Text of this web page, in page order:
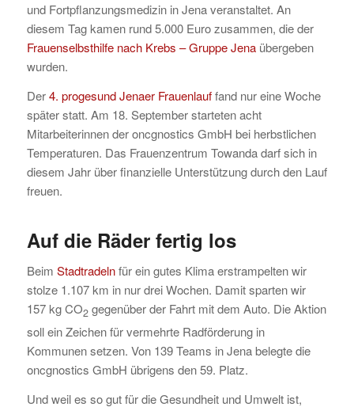
und Fortpflanzungsmedizin in Jena veranstaltet. An
diesem Tag kamen rund 5.000 Euro zusammen, die der
Frauenselbsthilfe nach Krebs – Gruppe Jenaübergeben
wurden.
Der4. progesund Jenaer Frauenlauffand nur eine Woche
später statt. Am 18. September starteten acht
Mitarbeiterinnen der oncgnostics GmbH bei herbstlichen
Temperaturen. Das Frauenzentrum Towanda darf sich in
diesem Jahr über finanzielle Unterstützung durch den Lauf
freuen.
Auf die Räder fertig los
Beim Stadtradelnfür ein gutes Klima erstrampelten wir
stolze 1.107 km in nur drei Wochen. Damit sparten wir
157 kg CO2gegenüber der Fahrt mit dem Auto. Die Aktion
soll ein Zeichen für vermehrte Radförderung in
Kommunen setzen. Von 139 Teams in Jena belegte die
oncgnostics GmbH übrigens den 59. Platz.
Und weil es so gut für die Gesundheit und Umwelt ist,